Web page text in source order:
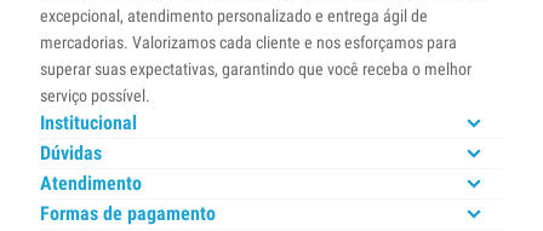
excepcional, atendimento personalizado e entrega ágil de
mercadorias. Valorizamos cada cliente e nos esforçamos para
superar suas expectativas, garantindo que você receba o melhor
serviço possível.
Institucional
Dúvidas
Atendimento
Formas de pagamento